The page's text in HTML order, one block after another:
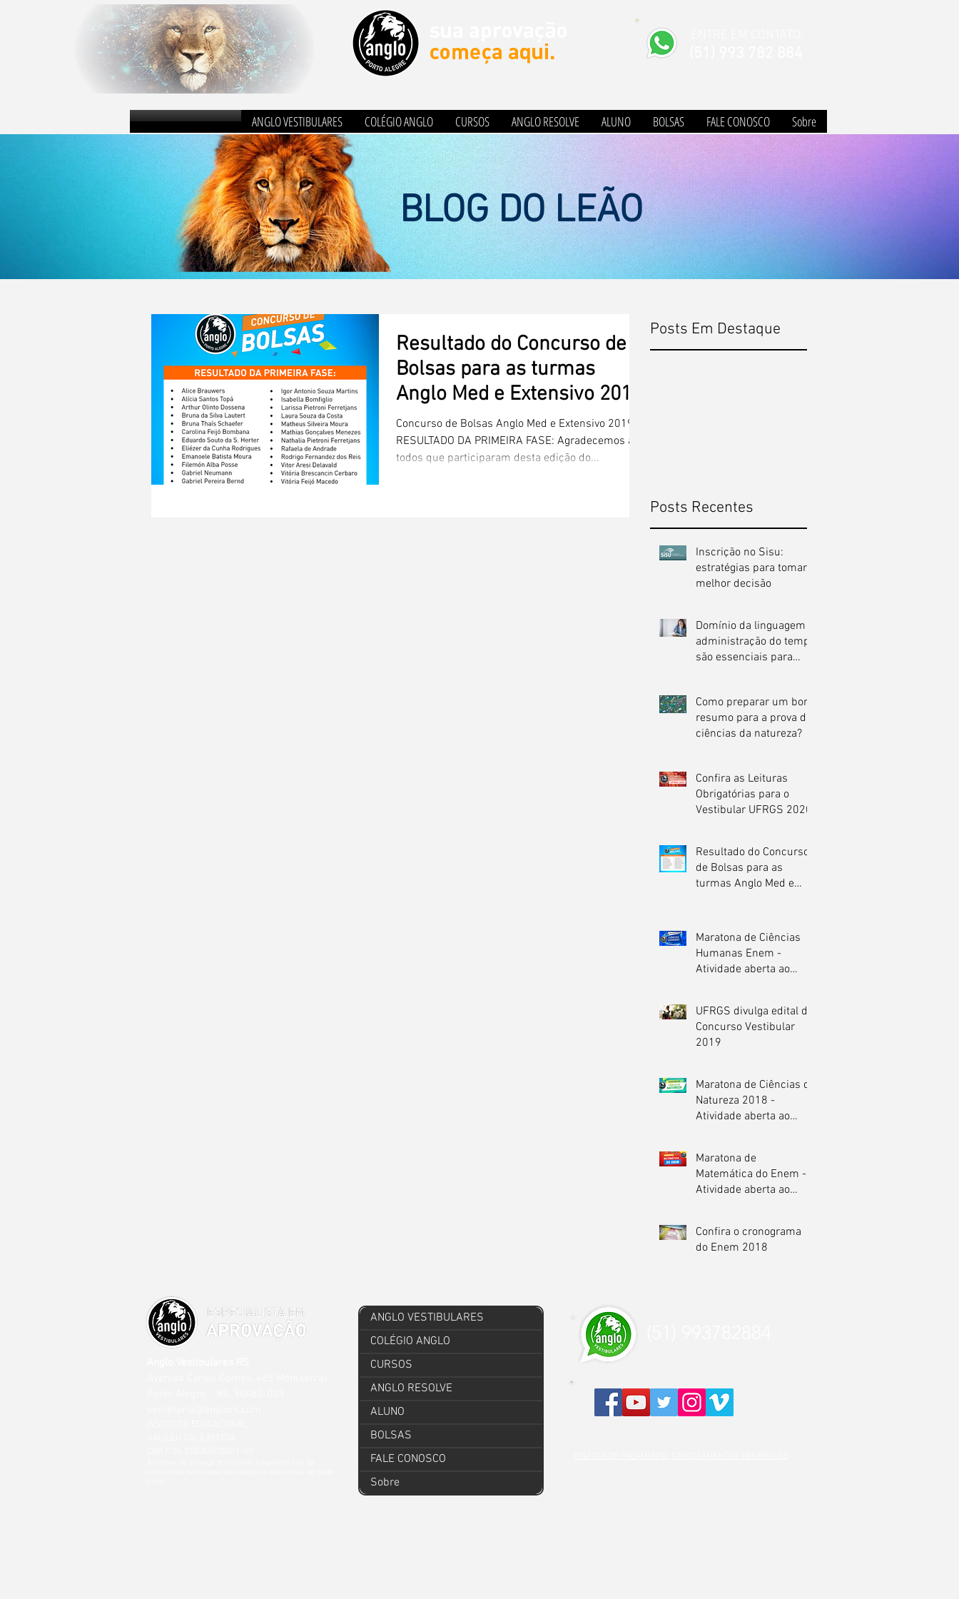
ANGLO VESTIBULARES COLÉGIO ANGLO CURSOS ANGLO RESOLVE ALUNO BOLSAS FALE CONOSCO Sobre
BLOG DO LEÃO
Resultado do Concurso de
Bolsas para as turmas
Anglo Med e Extensivo 2019
Concurso de Bolsas Anglo Med e Extensivo 2019
RESULTADO DA PRIMEIRA FASE: Agradecemos a
todos que participaram desta edição do...
Posts Em Destaque
Posts Recentes
Inscrição no Sisu:
estratégias para tomar a
melhor decisão
Domínio da linguagem e
administração do tempo
são essenciais para
Como preparar um bom
resumo para a prova de
ciências da natureza?
Confira as Leituras
Obrigatórias para o
Vestibular UFRGS 2020
Resultado do Concurso
de Bolsas para as
turmas Anglo Med e
Maratona de Ciências
Humanas Enem -
Atividade aberta ao
UFRGS divulga edital do
Concurso Vestibular
2019
Maratona de Ciências da
Natureza 2018 -
Atividade aberta ao
Maratona de
Matemática do Enem -
Atividade aberta ao
Confira o cronograma
do Enem 2018
ANGLO VESTIBULARES
COLÉGIO ANGLO
CURSOS
ANGLO RESOLVE
ALUNO
BOLSAS
FALE CONOSCO
Sobre